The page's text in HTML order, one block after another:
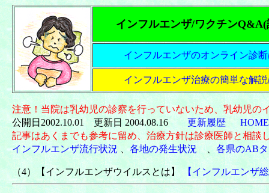
インフルエンザ/ワクチン
インフルエンザのオンライン診
インフルエンザ治療の簡単な解
注意！当院は乳幼児の診察を行っていないため、乳幼児の
公開日2002.10.01 更新日 2004.08.16更新履歴
記事はあくまでも参考に留め、治療方針は診療医師と相談
インフルエンザ流行状況 、各地の発生状況 、 各県のAB
（4） 【インフルエンザウイルスとは】 【インフルエンザ